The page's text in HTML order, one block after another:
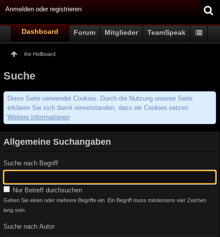
Anmelden oder registrieren
Dashboard Forum Mitglieder TeamSpeak
the Hellboard
Suche
Diese Seite verwendet Cookies. Durch die Nutzung unserer Seite
erklären Sie sich damit einverstanden, dass wir Cookies setzen.
Weitere Informationen
Allgemeine Suchangaben
Suche nach Begriff
Nur Betreff durchsuchen
Geben Sie einen oder mehrere Begriffe ein. Ein Begriff muss mindestens vier Zeichen
lang sein.
Suche nach Autor